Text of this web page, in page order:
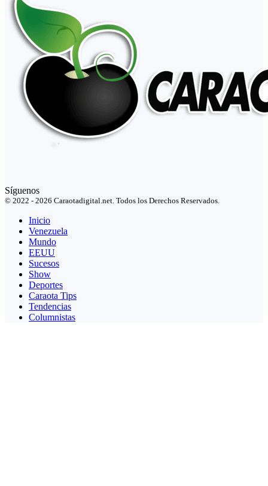
Síguenos
© 2022 - 2026 Caraotadigital.net. Todos los Derechos Reservados.
Inicio
Venezuela
Mundo
EEUU
Sucesos
Show
Deportes
Caraota Tips
Tendencias
Columnistas